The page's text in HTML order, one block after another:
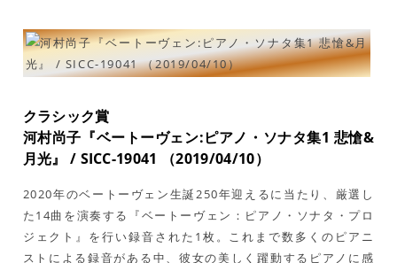
クラシック賞
河村尚子『ベートーヴェン:ピアノ・ソナタ集1 悲愴&
月光』 / SICC-19041 （2019/04/10）
2020年のベートーヴェン生誕250年迎えるに当たり、厳選し
た14曲を演奏する『ベートーヴェン：ピアノ・ソナタ・プロ
ジェクト』を行い録音された1枚。これまで数多くのピアニ
ストによる録音がある中、彼女の美しく躍動するピアノに感